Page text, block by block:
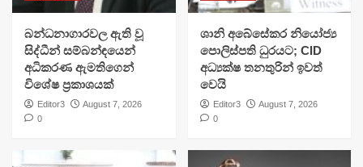
බන්ධනාගාරවල ඇති වූ
සිද්ධීන් සම්බන්ඳයෙන්
අධිකරණ ඇමතිගෙන්
විශේෂ ප්‍රකාශයක්
Editor3
August 7, 2026
0
ශානි අබේසේකර නියෝජ්‍ය
පොලිස්පති ධුරයට; CID
අධ්‍යක්ෂ තනතුරින් ඉවත්
වෙයි
Editor3
August 7, 2026
0